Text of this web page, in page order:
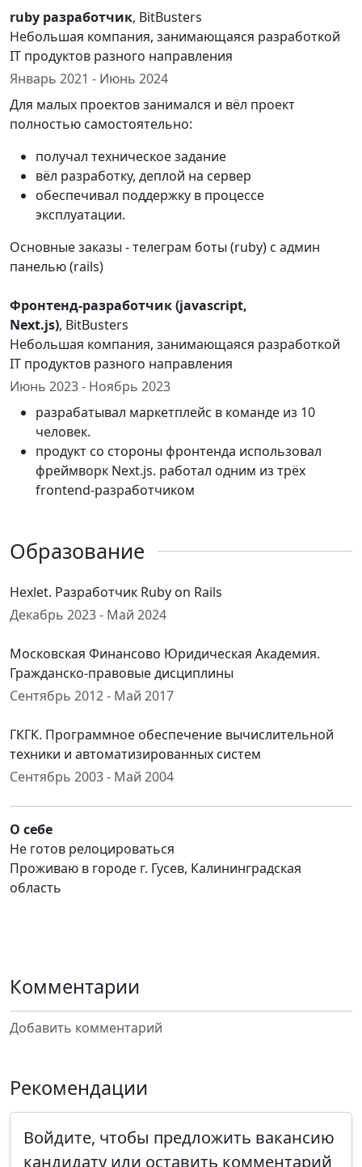
ruby разработчик, BitBusters
Небольшая компания, занимающаяся разработкой
IT продуктов разного направления
Январь 2021 - Июнь 2024
Для малых проектов занимался и вёл проект
полностью самостоятельно:
получал техническое задание
вёл разработку, деплой на сервер
обеспечивал поддержку в процессе
эксплуатации.
Основные заказы - телеграм боты (ruby) с админ
панелью (rails)
Фронтенд-разработчик (javascript,
Next.js), BitBusters
Небольшая компания, занимающаяся разработкой
IT продуктов разного направления
Июнь 2023 - Ноябрь 2023
разрабатывал маркетплейс в команде из 10
человек.
продукт со стороны фронтенда использовал
фреймворк Next.js. работал одним из трёх
frontend-разработчиком
Образование
Hexlet. Разработчик Ruby on Rails
Декабрь 2023 - Май 2024
Московская Финансово Юридическая Академия.
Гражданско-правовые дисциплины
Сентябрь 2012 - Май 2017
ГКГК. Программное обеспечение вычислительной
техники и автоматизированных систем
Сентябрь 2003 - Май 2004
О себе
Не готов релоцироваться
Проживаю в городе г. Гусев, Калининградская
область
Комментарии
Добавить комментарий
Рекомендации
Войдите, чтобы предложить вакансию
кандидату или оставить комментарий